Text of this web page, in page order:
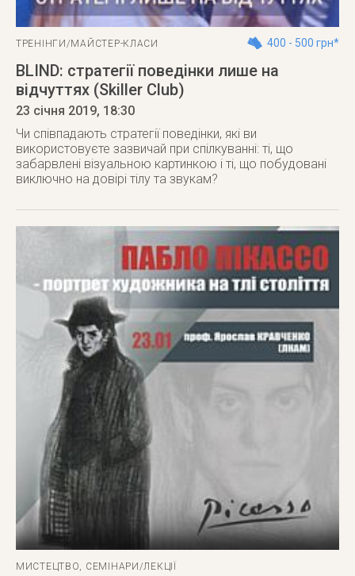
ТРЕНІНГИ/МАЙСТЕР-КЛАСИ 400 - 500 грн*
BLIND: стратегії поведінки лише на
відчуттях (Skiller Club)
23 січня 2019, 18:30
Чи співпадають стратегії поведінки, які ви
використовуєте зазвичай при спілкуванні: ті, що
забарвлені візуальною картинкою і ті, що побудовані
виключно на довірі тілу та звукам?
МИСТЕЦТВО, СЕМІНАРИ/ЛЕКЦІЇ